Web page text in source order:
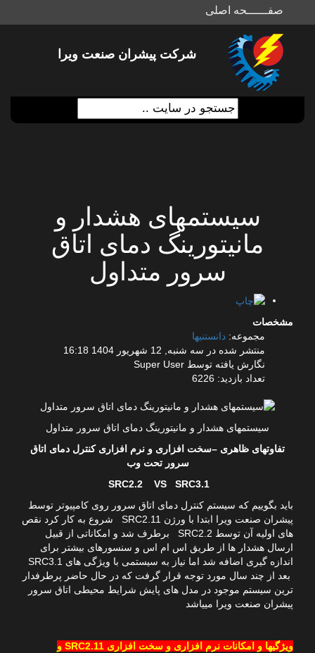
شرکت پیشران صنعت ویرا
سیستمهای هشدار و
مانیتورینگ دمای اتاق
سرور متداول
مشخصات
مجموعه: دانستنیها
منتشر شده در سه شنبه, 12 شهریور 1404 16:18
نگارش یافته توسط Super User
تعداد بازدید: 6226
سیستمهای هشدار و مانیتورینگ دمای اتاق سرور متداول
تفاوتهای ظاهری –سخت افزاری و نرم افزاری کنترل دمای اتاق
سرور تحت وب
SRC2.2 VS SRC3.1
باید بگوییم که سیستم کنترل دمای اتاق سرور روی کامپیوتر توسط
پیشران صنعت ویرا ابتدا با ورژن SRC2.11 شروع به کار کرد نقص
های اولیه آن توسط SRC2.2 برطرف شد و امکاناتی از قبیل
ارسال هشدار ها از طریق اس ام اس و سنسورهای بیشتر برای
اندازه گیری اضافه شد اما نیاز به سیستمی با ویژگی های SRC3.1
بعد از چند سال مورد توجه قرار گرفت که در حال حاضر پرطرفدار
ترین سیستم موجود در مدل های پایش شرایط محیطی اتاق سرور
پیشران صنعت ویرا مییاشد
ویژگیها و امکانات نرم افزاری و سخت افزاری SRC2.11 و
صفــــــحه اصلی